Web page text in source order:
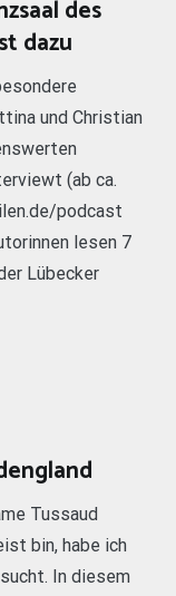
des
dazu
und Christian
(ab ca.
podcast
lesen 7
Lübecker
Tussaud
bin, habe ich
In diesem